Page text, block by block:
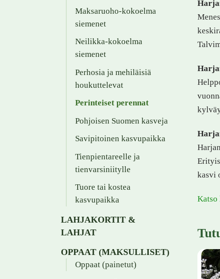
kasvi
Katso
Maksaruoho-kokoelma
siemenet
Neilikka-kokoelma
siemenet
Perhosia ja mehiläisiä
houkuttelevat
Perinteiset perennat
Pohjoisen Suomen kasveja
Savipitoinen kasvupaikka
Tienpientareelle ja
tienvarsiniitylle
Tuore tai kostea
kasvupaikka
LAHJAKORTIT &
LAHJAT
OPPAAT (MAKSULLISET)
Oppaat (painetut)